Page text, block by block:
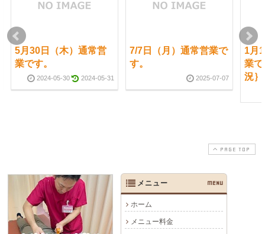
5月30日（木）通常営
業です。
2024-05-30 2024-05-31
7/7日（月）通常営業で
す。
2025-07-07
1月
業
況｝
PAGE TOP
メニュー MENU
ホーム
メニュー料金